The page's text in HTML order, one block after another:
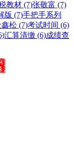
教材 (7)张敬富 (7)
版 (7)手把手系列
松 (7)考试时间 (6)
汇算清缴 (6)成绩查